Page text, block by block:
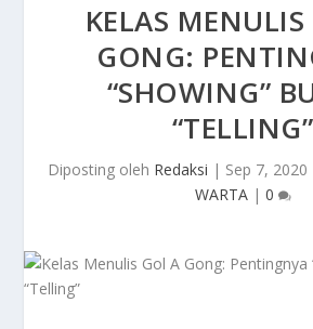
KELAS
GONG:
“SHOWING”
“TELLING”
Diposting oleh Redaksi | Sep 7, 2020
WARTA| 0